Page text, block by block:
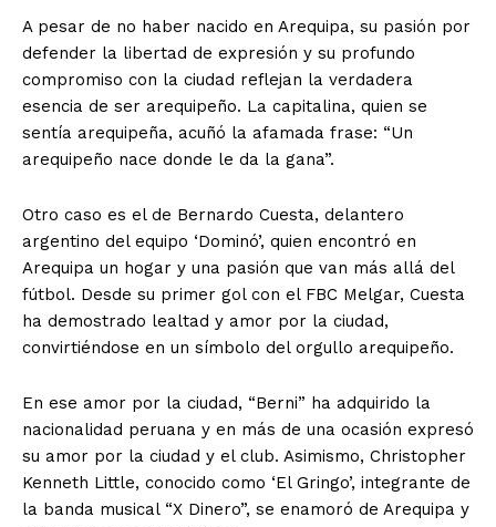
A pesar de no haber nacido en Arequipa, su pasión por
defender la libertad de expresión y su profundo
compromiso con la ciudad reflejan la verdadera
esencia de ser arequipeño. La capitalina, quien se
sentía arequipeña, acuñó la afamada frase: “Un
arequipeño nace donde le da la gana”.
Otro caso es el de Bernardo Cuesta, delantero
argentino del equipo ‘Dominó’, quien encontró en
Arequipa un hogar y una pasión que van más allá del
fútbol. Desde su primer gol con el FBC Melgar, Cuesta
ha demostrado lealtad y amor por la ciudad,
convirtiéndose en un símbolo del orgullo arequipeño.
En ese amor por la ciudad, “Berni” ha adquirido la
nacionalidad peruana y en más de una ocasión expresó
su amor por la ciudad y el club. Asimismo, Christopher
Kenneth Little, conocido como ‘El Gringo’, integrante de
la banda musical “X Dinero”, se enamoró de Arequipa y